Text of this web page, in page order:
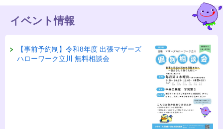
イベント情報
【事前予約制】令和8年度 出張マザーズ
ハローワーク立川 無料相談会